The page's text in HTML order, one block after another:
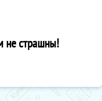
не страшны!